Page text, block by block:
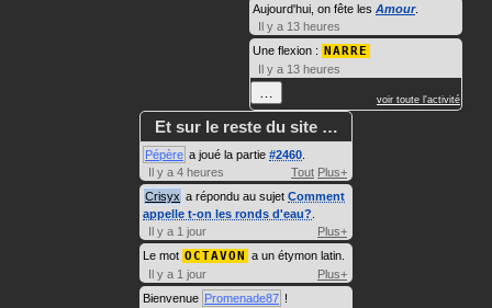
Aujourd'hui, on fête les Amour.
Il y a 13 heures
Une flexion : NARRE
Il y a 13 heures
… voir toute l'activité
Et sur le reste du site …
Pépère a joué la partie #2460
Il y a 4 heures
Tout Plus+
Crisyx a répondu au sujet Comment
appelle t-on les ronds d'eau?
Il y a 1 jour
Plus+
Le mot OCTAVON a un étymon latin.
Il y a 1 jour
Plus+
Bienvenue Promenade87 !